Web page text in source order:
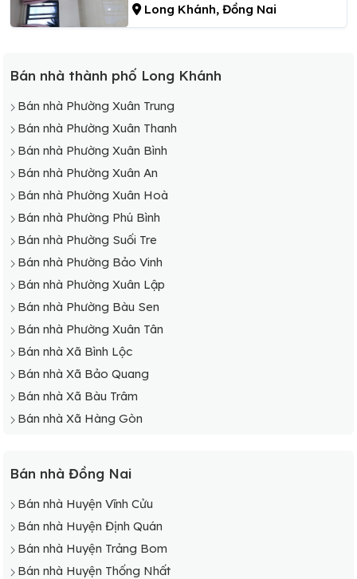
Long Khánh, Đồng Nai
Bán nhà thành phố Long Khánh
Bán nhà Phường Xuân Trung
Bán nhà Phường Xuân Thanh
Bán nhà Phường Xuân Bình
Bán nhà Phường Xuân An
Bán nhà Phường Xuân Hoà
Bán nhà Phường Phú Bình
Bán nhà Phường Suối Tre
Bán nhà Phường Bảo Vinh
Bán nhà Phường Xuân Lập
Bán nhà Phường Bàu Sen
Bán nhà Phường Xuân Tân
Bán nhà Xã Bình Lộc
Bán nhà Xã Bảo Quang
Bán nhà Xã Bàu Trâm
Bán nhà Xã Hàng Gòn
Bán nhà Đồng Nai
Bán nhà Huyện Vĩnh Cửu
Bán nhà Huyện Định Quán
Bán nhà Huyện Trảng Bom
Bán nhà Huyện Thống Nhất